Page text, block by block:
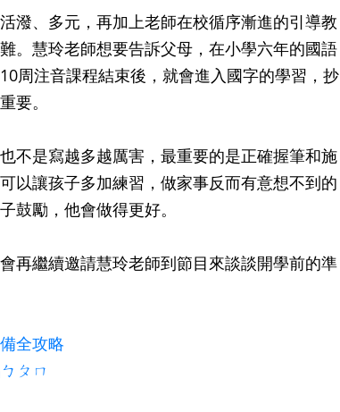
潑、多元，再加上老師在校循序漸進的引導教
。慧玲老師想要告訴父母，在小學六年的國語
周注音課程結束後，就會進入國字的學習，抄
要。
不是寫越多越厲害，最重要的是正確握筆和施
以讓孩子多加練習，做家事反而有意想不到的
鼓勵，他會做得更好。
再繼續邀請慧玲老師到節目來談談開學前的準
全攻略
ㄆㄇ